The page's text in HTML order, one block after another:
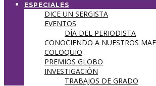
ESPECIALES
DICE UN SERGISTA
EVENTOS
DÍA DEL PERIODISTA
CONOCIENDO A NUESTROS
COLOQUIO
PREMIOS GLOBO
INVESTIGACIÓN
TRABAJOS DE GRADO